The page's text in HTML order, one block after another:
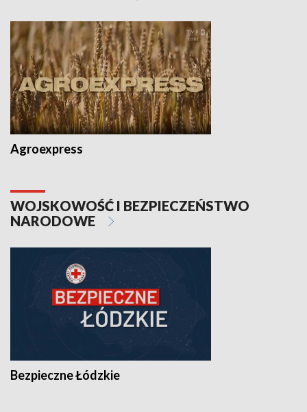
Agroexpress
WOJSKOWOŚĆ I BEZPIECZEŃSTWO
NARODOWE
Bezpieczne Łódzkie